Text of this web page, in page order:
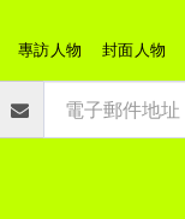
專訪人物 封面人物